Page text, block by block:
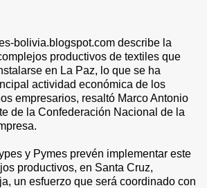
bolivia.blogspot.com describe la
productivos de textiles que
en La Paz, lo que se ha
actividad económica de los
empresarios, resaltó Marco Antonio
de la Confederación Nacional de la
y Pymes prevén implementar este
productivos, en Santa Cruz,
un esfuerzo que será coordinado con